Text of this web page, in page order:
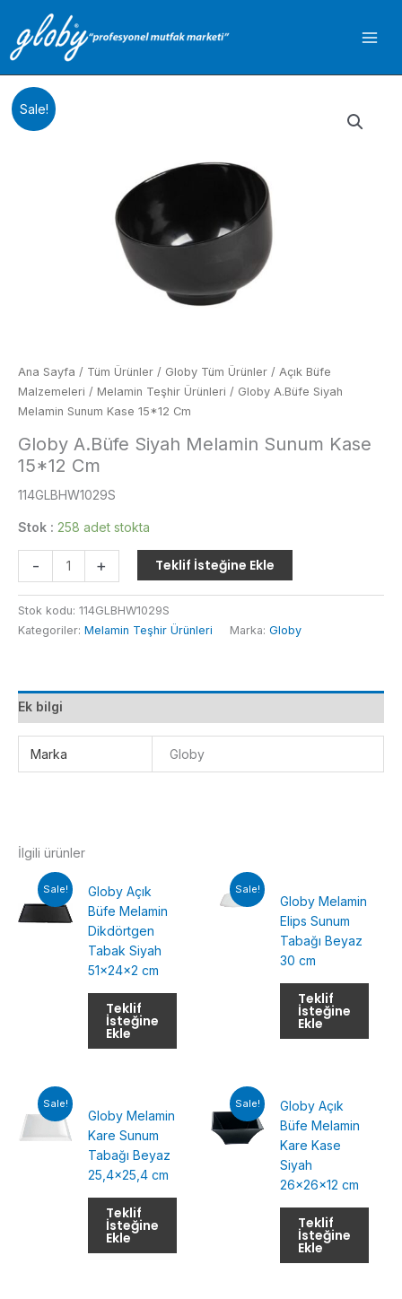
Sale!
Ana Sayfa / Tüm Ürünler / Globy Tüm Ürünler / Açık Büfe
Malzemeleri / Melamin Teşhir Ürünleri / Globy A.Büfe Siyah
Melamin Sunum Kase 15*12 Cm
Globy A.Büfe Siyah Melamin Sunum Kase
15*12 Cm
114GLBHW1029S
Stok : 258 adet stokta
-
A.Büfe
Siyah
Melamin
Sunum
Cm
adet
+ Teklif İsteğine Ekle
Stok kodu: 114GLBHW1029S
Kategoriler: Melamin Teşhir Ürünleri Marka: Globy
Ek bilgi
Marka Globy
İlgili ürünler
Sale!
Globy Açık
Büfe Melamin
Dikdörtgen
Tabak Siyah
51x24x2 cm
Teklif
İsteğine
Ekle
Sale!
Globy Melamin
Elips Sunum
Tabağı Beyaz
30 cm
Teklif
İsteğine
Ekle
Sale!
Globy Melamin
Kare Sunum
Tabağı Beyaz
25,4×25,4 cm
Teklif
İsteğine
Ekle
Sale!
Globy Açık
Büfe Melamin
Kare Kase
Siyah
26x26x12 cm
Teklif
İsteğine
Ekle